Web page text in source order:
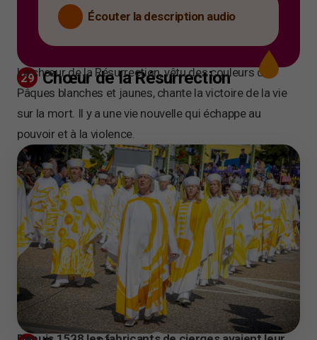
Écouter la description audio
29 Chœur de la Résurrection
Le chœur de la Résurrection, vêtu des couleurs de
Pâques blanches et jaunes, chante la victoire de la vie
sur la mort. Il y a une vie nouvelle qui échappe au
pouvoir et à la violence.